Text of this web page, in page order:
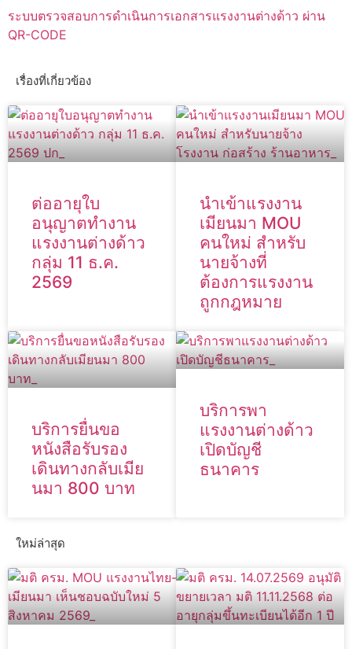
ระบบตรวจสอบการดำเนินการเอกสารแรงงานต่างด้าว ผ่าน
QR-CODE
เรื่องที่เกี่ยวข้อง
ต่ออายุใบ
อนุญาตทำงาน
แรงงานต่างด้าว
กลุ่ม 11 ธ.ค.
2569
นำเข้าแรงงาน
เมียนมา MOU
คนใหม่ สำหรับ
นายจ้างที่
ต้องการแรงงาน
ถูกกฎหมาย
บริการยื่นขอ
หนังสือรับรอง
เดินทางกลับเมีย
นมา 800 บาท
บริการพา
แรงงานต่างด้าว
เปิดบัญชี
ธนาคาร
ใหม่ล่าสุด